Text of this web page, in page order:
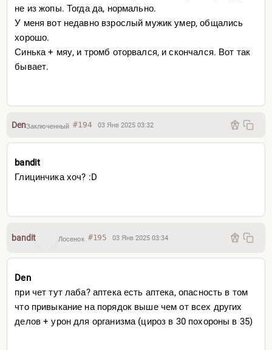
не из жопы. Тогда да, нормально.
У меня вот недавно взрослый мужик умер, общались
хорошо.
Синька + мяу, и тромб оторвался, и скончался. Вот так
бывает.
DenЗаключенный #194 03 Янв 2025 03:32
bandit
Глицинчика хоч? :D
bandit Лосенок #195 03 Янв 2025 03:34
Den
при чет тут лаба? аптека есть аптека, опасность в том
что привыкание на порядок выше чем от всех других
делов + урон для организма (цироз в 30 похороны в 35)